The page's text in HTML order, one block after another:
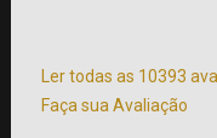
Ler todas as 10393
Faça sua Avaliação